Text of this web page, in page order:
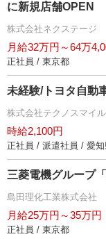
に新規店舗OPEN
株式会社ネクステージ
月給32万円～64万
正社員 / 東京都
未経験/トヨタ自動
株式会社テクノスマイル
時給2,100円
正社員 / 派遣社員 / 愛
三菱電機グループ
島田理化工業株式会社
月給25万円～35万円
正社員 / 東京都